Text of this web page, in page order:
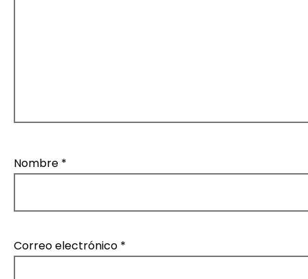
Nombre *
Correo electrónico *